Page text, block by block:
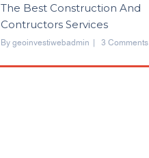
The Best Construction And
Contructors Services
ByGeoinvestiwebadmin 3 Comments